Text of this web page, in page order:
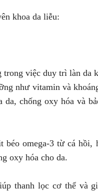
khoa da liễu:
việc duy trì làn da
như vitamin và
da, chống oxy hóa và
béo omega-3 từ cá hồi,
oxy hóa cho da.
thanh lọc cơ thể và